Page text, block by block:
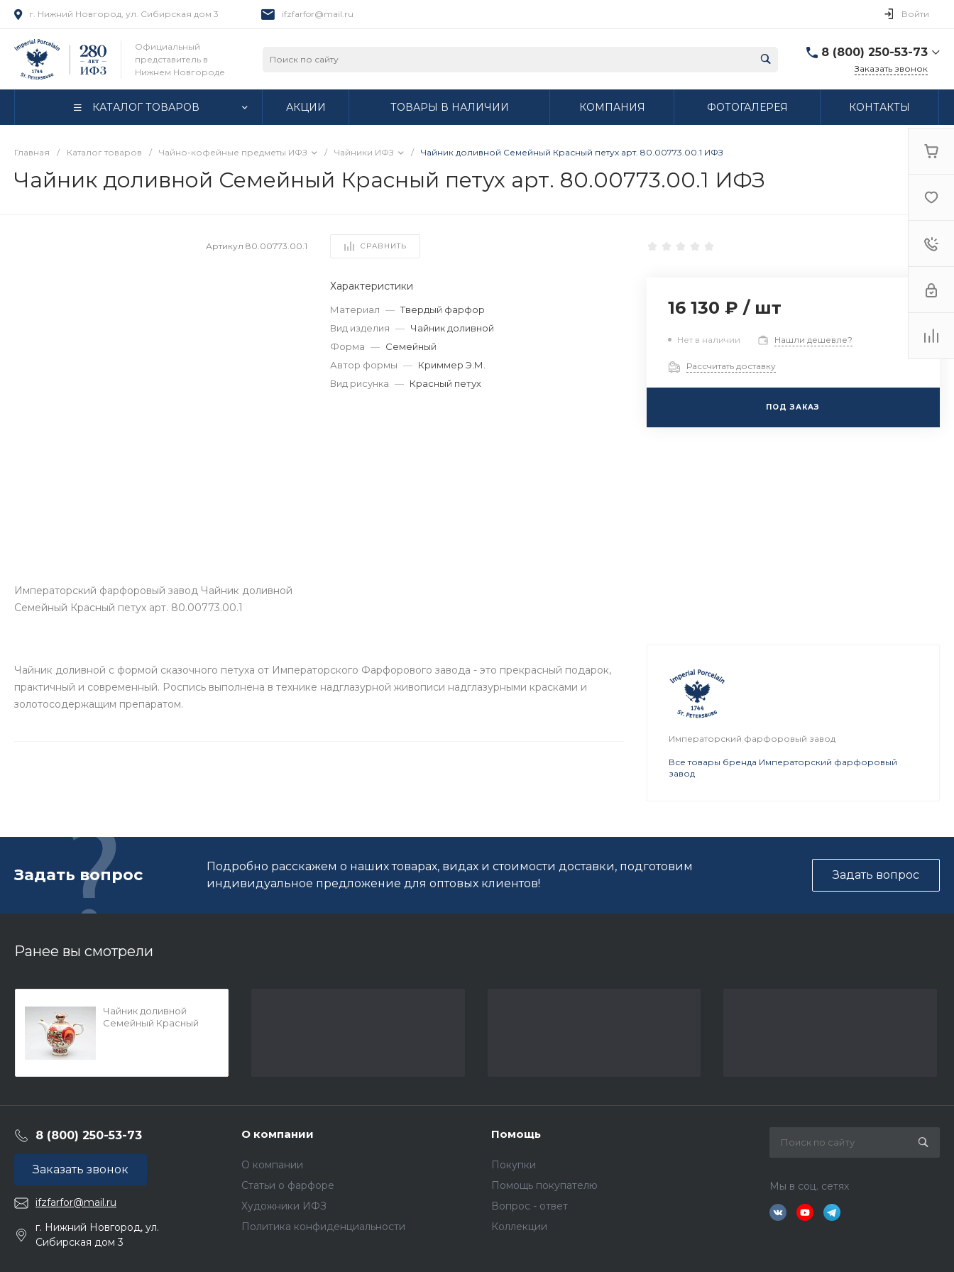
г. Нижний Новгород, ул. Сибирская дом 3 ifzfarfor@mail.ru Войти
Официальный
представитель в
Нижнем Новгороде
8 (800) 250-53-73
г. Нижний Новгород,
Заказать звонок
КАТАЛОГ ТОВАРОВ АКЦИИ ТОВАРЫ В НАЛИЧИИ КОМПАНИЯ ФОТОГАЛЕРЕЯ КОНТАКТЫ
Главная / Каталог товаров / Чайно-кофейные предметы ИФЗ / Чайники ИФЗ / Чайник доливной Семейный Красный петух арт. 80.00773.00.1 ИФЗ
Чайник доливной Семейный Красный петух арт. 80.00773.00.1 ИФЗ
Артикул80.00773.00.1 СРАВНИТЬ
Императорский фарфоровый завод Чайник доливной
Семейный Красный петух арт. 80.00773.00.1
Характеристики
Материал — Твердый фарфор
Вид изделия — Чайник доливной
Форма — Семейный
Автор формы — Криммер Э.М.
Вид рисунка — Красный петух
16 130 ₽ / шт
Нет в наличии Нашли дешевле?
Рассчитать доставку
ПОД ЗАКАЗ
Чайник доливной с формой сказочного петуха от Императорского Фарфорового завода - это прекрасный подарок,
практичный и современный. Роспись выполнена в технике надглазурной живописи надглазурными красками и
золотосодержащим препаратом.
Императорский фарфоровый завод
Все товары бренда Императорский фарфоровый
завод
Задать вопрос
Подробно расскажем о наших товарах, видах и стоимости доставки, подготовим
индивидуальное предложение для оптовых клиентов!
Задать вопрос
Ранее вы смотрели
Чайник доливной
Семейный Красный
8 (800) 250-53-73
Заказать звонок
ifzfarfor@mail.ru
г. Нижний Новгород, ул.
Сибирская дом 3
О компании
О компании
Статьи о фарфоре
Художники ИФЗ
Политика конфиденциальности
Помощь
Покупки
Помощь покупателю
Вопрос - ответ
Коллекции
Мы в соц. сетях